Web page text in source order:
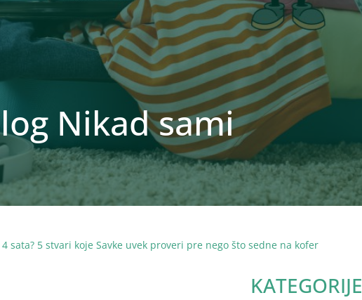
Nikad sami
sata? 5 stvari koje Savke uvek proveri pre nego što sedne na kofer
KATEGORIJE